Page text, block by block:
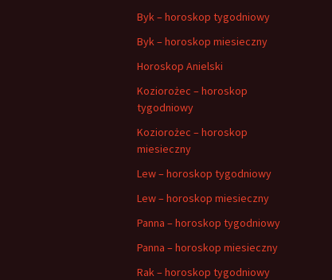
Byk – horoskop tygodniowy
Byk – horoskop miesieczny
Horoskop Anielski
Koziorożec – horoskop
tygodniowy
Koziorożec – horoskop
miesieczny
Lew – horoskop tygodniowy
Lew – horoskop miesieczny
Panna – horoskop tygodniowy
Panna – horoskop miesieczny
Rak – horoskop tygodniowy